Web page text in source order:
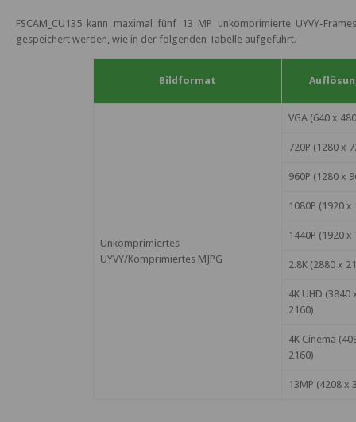
FSCAM_CU135 kann maximal fünf 13 MP unkomprimierte UYVY-
gespeichert werden, wie in der folgenden Tabelle aufgeführt.
Bildformat
Unkomprimiertes
UYVY/Komprimiertes MJPG
VGA (640 x 480
720P (1280 x
960P (1280 x
1080P (1920 x
1440P (1920 x
2.8K (2880 x
4K UHD (3840
2160)
4K Cinema
2160)
13MP (4208 x